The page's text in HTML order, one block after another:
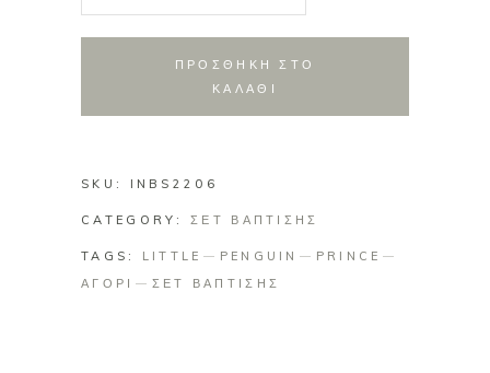
ΠΡΟΣΘΗΚΗ ΣΤΟ
ΚΑΛΑΘΙ
SKU: INBS2206
CATEGORY:ΣΕΤ ΒΑΠΤΙΣΗΣ
TAGS: LITTLE PENGUIN
PRINCE
ΑΓΟΡΙ
ΣΕΤ ΒΑΠΤΙΣΗΣ